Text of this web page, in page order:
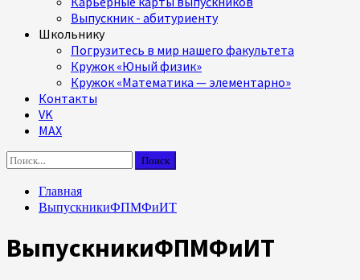
Выпускник - абитуриенту
Школьнику
Погрузитесь в мир нашего факультета
Кружок «Юный физик»
Кружок «Математика — элементарно»
Контакты
VK
MAX
Найти:
Главная
ВыпускникиФПМФиИТ
ВыпускникиФПМФиИТ